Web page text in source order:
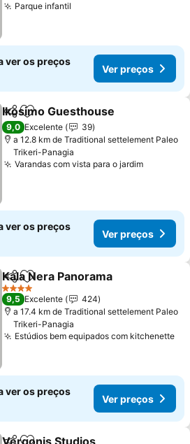
Parque infantil
ver os preços
Ver preços
PartilharAdicionar aos favoritos
Ikosimo Guesthouse
9,0 Excelente
39
a 12.8 km de Traditional settelement Paleo
Trikeri-Panagia
Varandas com vista para o jardim
ver os preços
Ver preços
PartilharAdicionar aos favoritos
Kala Nera Panorama
4 Estrelas
9,5 Excelente
424
a 17.4 km de Traditional settelement Paleo
Trikeri-Panagia
Estúdios bem equipados com kitchenette
ver os preços
Ver preços
Vergonis Studios